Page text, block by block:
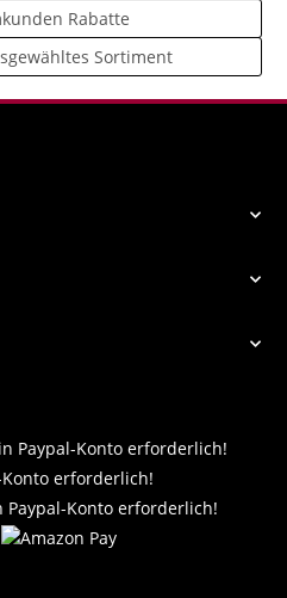
Rabatte
Sortiment